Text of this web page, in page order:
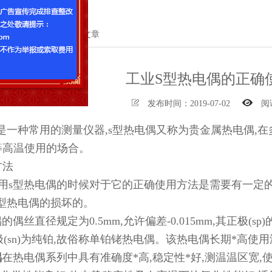
页 技术文章
工业S型热电偶的正确
发布时间：2019-07-02 阅
一种常用的测量仪器,s型热电偶又称为贵金属热电偶,
温使用的场合。
法
型热电偶的时候对于它的正确使用方法是需要有一定
热电偶的损坏的。
偶丝直径规定为0.5mm,允许偏差-0.015mm,其正极
(sn)为纯铂,故俗称单铂铑热电偶。该热电偶长期*高使
在热电偶系列中具有准确度*高,稳定性*好,测温温区宽,